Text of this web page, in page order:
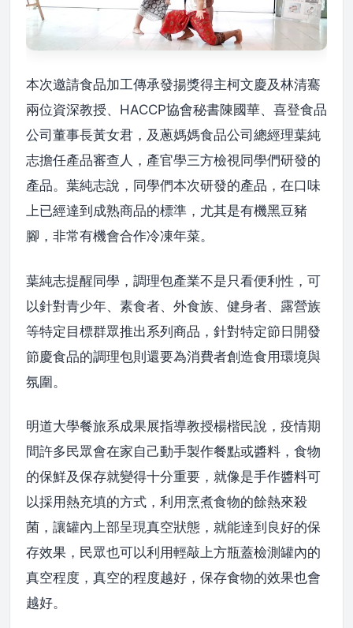
本次邀請食品加工傳承發揚獎得主柯文慶及林清騫
兩位資深教授、HACCP協會秘書陳國華、喜登食品
公司董事長黃女君，及蔥媽媽食品公司總經理葉純
志擔任產品審查人，產官學三方檢視同學們研發的
產品。葉純志說，同學們本次研發的產品，在口味
上已經達到成熟商品的標準，尤其是有機黑豆豬
腳，非常有機會合作冷凍年菜。
葉純志提醒同學，調理包產業不是只看便利性，可
以針對青少年、素食者、外食族、健身者、露營族
等特定目標群眾推出系列商品，針對特定節日開發
節慶食品的調理包則還要為消費者創造食用環境與
氛圍。
明道大學餐旅系成果展指導教授楊楷民說，疫情期
間許多民眾會在家自己動手製作餐點或醬料，食物
的保鮮及保存就變得十分重要，就像是手作醬料可
以採用熱充填的方式，利用烹煮食物的餘熱來殺
菌，讓罐內上部呈現真空狀態，就能達到良好的保
存效果，民眾也可以利用輕敲上方瓶蓋檢測罐內的
真空程度，真空的程度越好，保存食物的效果也會
越好。